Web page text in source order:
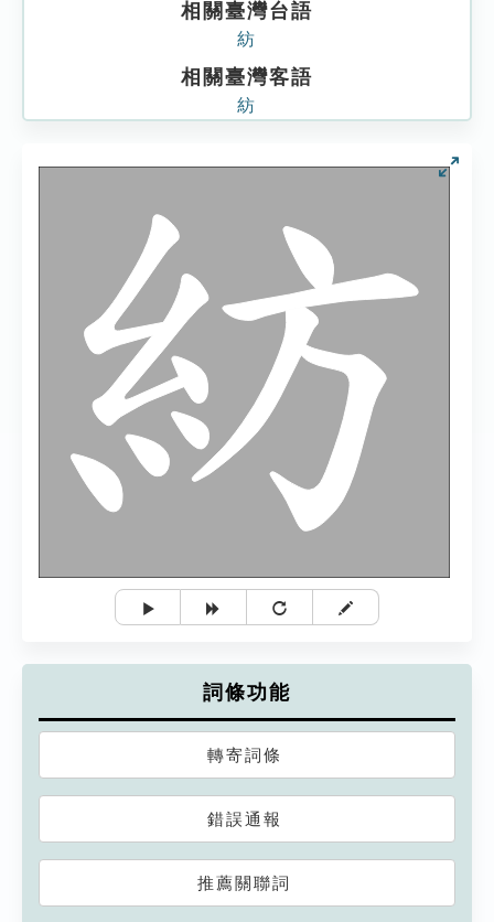
相關臺灣台語
紡
相關臺灣客語
紡
詞條功能
轉寄詞條
錯誤通報
推薦關聯詞